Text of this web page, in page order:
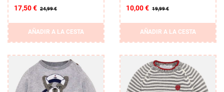
17,50 € 24,99 €
AÑADIR A LA CESTA
10,00 € 19,99 €
AÑADIR A LA CESTA